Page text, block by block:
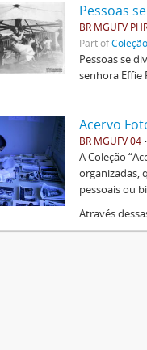
Pessoas
BR MGUFV
Part of
Pessoas se
senhora Effie
Acervo
BR MGUFV 04
A Coleção
organizadas,
pessoais ou
Através